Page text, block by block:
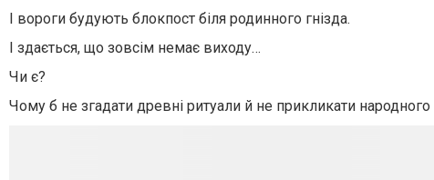
І вороги будують блокпост біля родинного гнізда.
І здається, що зовсім немає виходу…
Чи є?
Чому б не згадати древні ритуали й не прикликати